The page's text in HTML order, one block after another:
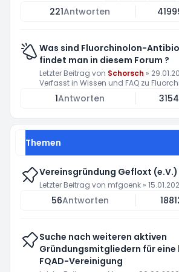
221Antworten
Was sind Fluorchinolon-
findet man in diesem Forum ?
Letzter Beitrag von Schorsch »
Verfasst in Wissen und FAQ zu
1Antworten
Themen
Vereinsgründung Gefloxt (e.V.)
Letzter Beitrag von mfgoenk »
56Antworten
Suche nach weiteren aktiven
Gründungsmitgliedern für
FQAD-Vereinigung